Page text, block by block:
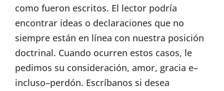
como fueron escritos. El lector podría
encontrar ideas o declaraciones que no
siempre están en línea con nuestra posición
doctrinal. Cuando ocurren estos casos, le
pedimos su consideración, amor, gracia e–
incluso–perdón. Escríbanos si desea